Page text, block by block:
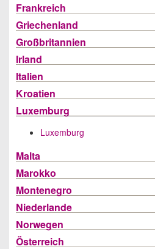
Frankreich
Griechenland
Großbritannien
Irland
Italien
Kroatien
Luxemburg
Luxemburg
Malta
Marokko
Montenegro
Niederlande
Norwegen
Österreich